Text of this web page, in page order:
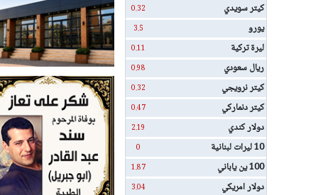
كيتر سويدي 0.32
يورو 3.5
ليرة تركية 0.11
ريال سعودي 0.98
كيتر نرويجي 0.32
كيتر دنماركي 0.47
دولار كندي 2.19
10 ليرات لبنانية 0
100 ين ياباني 1.87
دولار امريكي 3.04